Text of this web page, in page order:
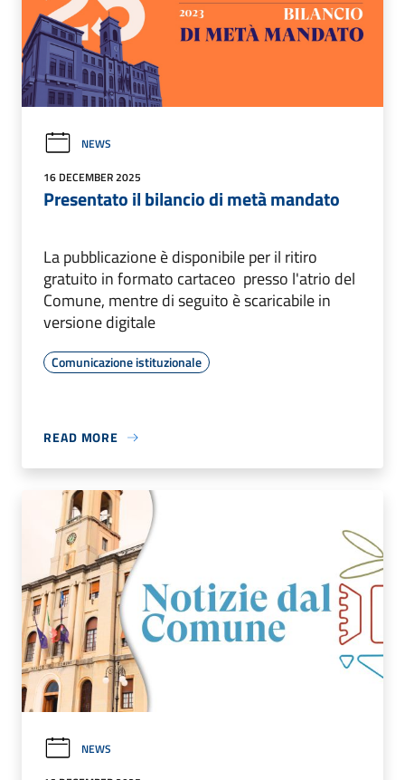
NEWS
16 DECEMBER 2025
Presentato il bilancio di metà mandato
La pubblicazione è disponibile per il ritiro
gratuito in formato cartaceo presso l'atrio del
Comune, mentre di seguito è scaricabile in
versione digitale
Comunicazione istituzionale
READ MORE
NEWS